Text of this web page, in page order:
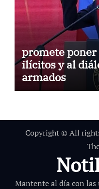
promete
ilícitos y al
armados
Copyright © All
Mantente al día con las